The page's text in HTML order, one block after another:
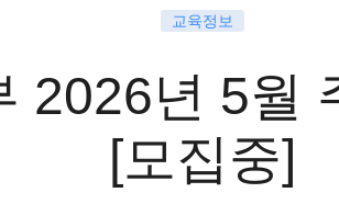
교육정보
2026년 5월
[모집중]